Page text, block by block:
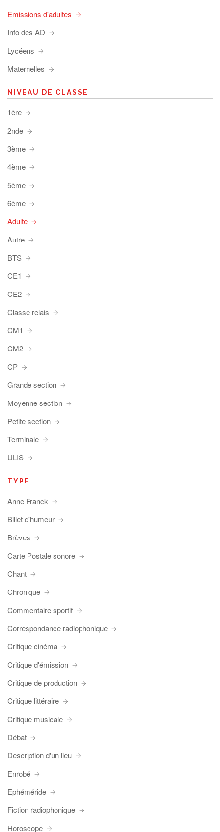
Emissions d'adultes
Info des AD
Lycéens
Maternelles
NIVEAU DE CLASSE
1ère
2nde
3ème
4ème
5ème
6ème
Adulte
Autre
BTS
CE1
CE2
Classe relais
CM1
CM2
CP
Grande section
Moyenne section
Petite section
Terminale
ULIS
TYPE
Anne Franck
Billet d'humeur
Brèves
Carte Postale sonore
Chant
Chronique
Commentaire sportif
Correspondance radiophonique
Critique cinéma
Critique d'émission
Critique de production
Critique littéraire
Critique musicale
Débat
Description d'un lieu
Enrobé
Ephéméride
Fiction radiophonique
Horoscope